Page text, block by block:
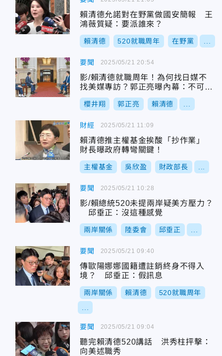
賴清德允諾對在野黨做國安簡報 王
鴻薇質疑：要派誰來？
賴清德 520就職周年 在野黨
要聞
影/賴清德就職周年！為何找日媒不
找美媒專訪？郭正亮曝內幕：不可思
議
櫻井翔 郭正亮 賴清德
2025/05/21 20:54
財經
賴清德推主權基金挨酸「抄作業」
財長曝政府轉彎關鍵！
主權基金 吳欣盈 財政部長
2025/05/21 11:09
要聞
影/賴總統520未提兩岸疑美方壓力？
邱垂正：沒這種感覺
兩岸關係 陸委會 邱垂正
2025/05/21 10:28
要聞
傳歐陽娜娜國籍遭註銷終身不得入
境？ 邱垂正：假訊息
兩岸關係 賴清德 520就職周年
2025/05/21 09:40
要聞
聽完賴清德520講話 洪秀柱抨擊：
向美述職秀
2025/05/21 09:04